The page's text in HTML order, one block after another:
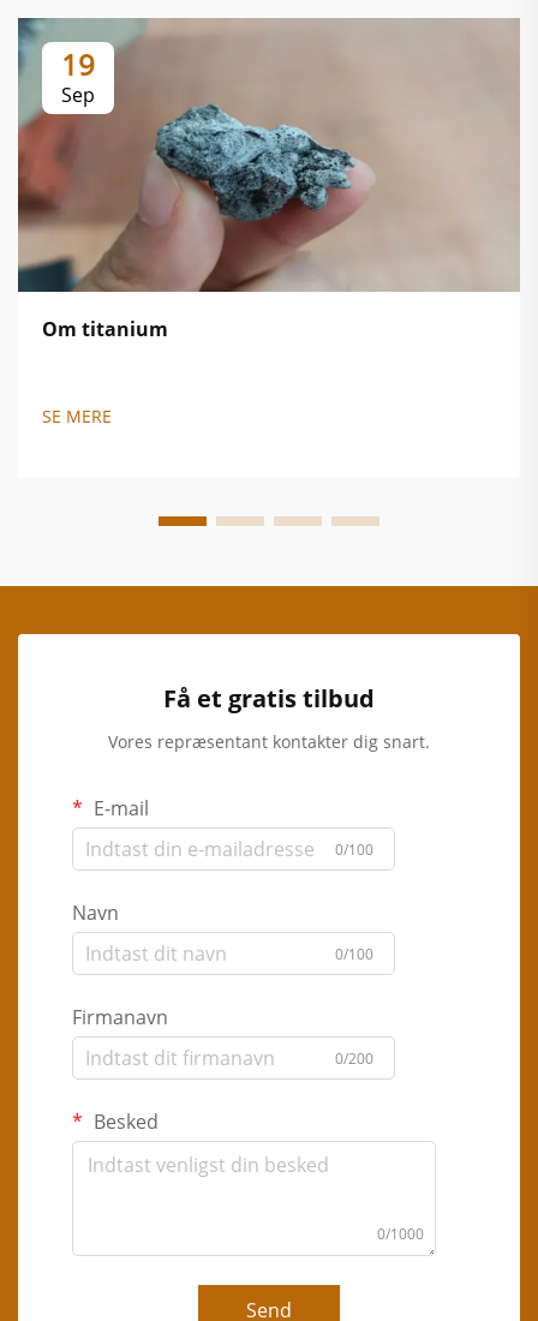
19
Sep
Om titanium
SE MERE
Få et gratis tilbud
Vores repræsentant kontakter dig snart.
E-mail
0/100
Navn
0/100
Firmanavn
0/200
Besked
0/1000
Send